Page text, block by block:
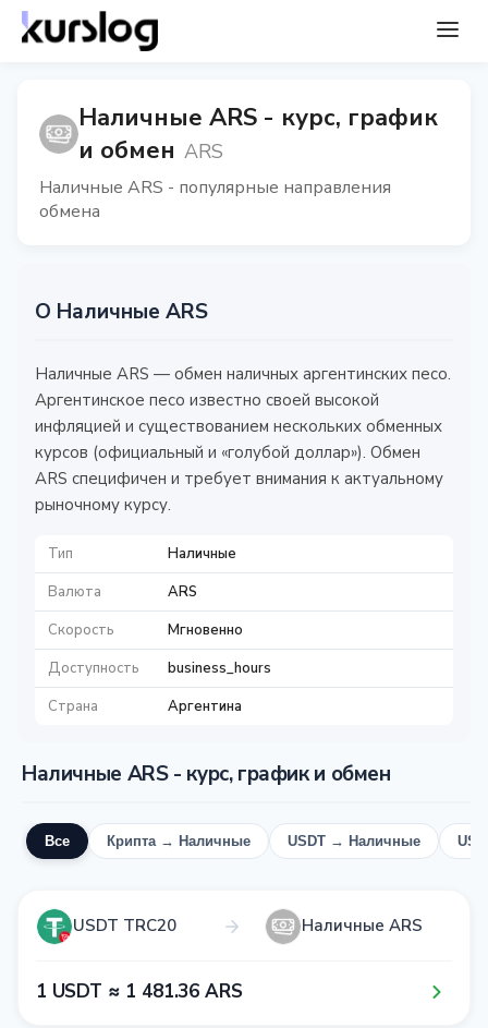
Наличные ARS - курс, график
и обмен ARS
Наличные ARS - популярные направления
обмена
О Наличные ARS
Наличные ARS — обмен наличных аргентинских песо.
Аргентинское песо известно своей высокой
инфляцией и существованием нескольких обменных
курсов (официальный и «голубой доллар»). Обмен
ARS специфичен и требует внимания к актуальному
рыночному курсу.
Тип
Наличные
Валюта
ARS
Скорость
Мгновенно
Доступность
business_hours
Страна
Аргентина
Наличные ARS - курс, график и обмен
Все Крипта → Наличные USDT → Наличные
USDT TRC20 Наличные ARS
1​ USDT ≈ 1​ 4​8​1​.3​6​ ARS